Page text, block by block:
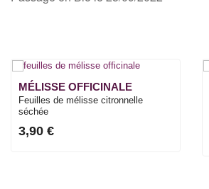
MÉLISSE OFFICINALE
Feuilles de mélisse citronnelle
séchée
3,90 €